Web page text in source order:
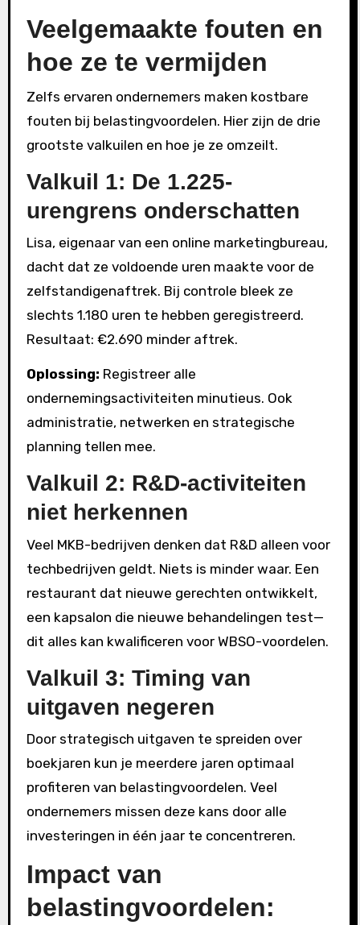
Veelgemaakte fouten en
hoe ze te vermijden
Zelfs ervaren ondernemers maken kostbare
fouten bij belastingvoordelen. Hier zijn de drie
grootste valkuilen en hoe je ze omzeilt.
Valkuil 1: De 1.225-
urengrens onderschatten
Lisa, eigenaar van een online marketingbureau,
dacht dat ze voldoende uren maakte voor de
zelfstandigenaftrek. Bij controle bleek ze
slechts 1.180 uren te hebben geregistreerd.
Resultaat: €2.690 minder aftrek.
Oplossing: Registreer alle
ondernemingsactiviteiten minutieus. Ook
administratie, netwerken en strategische
planning tellen mee.
Valkuil 2: R&D-activiteiten
niet herkennen
Veel MKB-bedrijven denken dat R&D alleen voor
techbedrijven geldt. Niets is minder waar. Een
restaurant dat nieuwe gerechten ontwikkelt,
een kapsalon die nieuwe behandelingen test—
dit alles kan kwalificeren voor WBSO-voordelen.
Valkuil 3: Timing van
uitgaven negeren
Door strategisch uitgaven te spreiden over
boekjaren kun je meerdere jaren optimaal
profiteren van belastingvoordelen. Veel
ondernemers missen deze kans door alle
investeringen in één jaar te concentreren.
Impact van
belastingvoordelen: